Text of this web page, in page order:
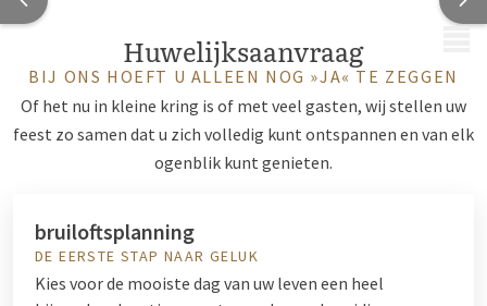
Huwelijksaanvraag
BIJ ONS HOEFT U ALLEEN NOG »JA« TE ZEGGEN
Of het nu in kleine kring is of met veel gasten, wij stellen uw
feest zo samen dat u zich volledig kunt ontspannen en van elk
ogenblik kunt genieten.
bruiloftsplanning
DE EERSTE STAP NAAR GELUK
Kies voor de mooiste dag van uw leven een heel